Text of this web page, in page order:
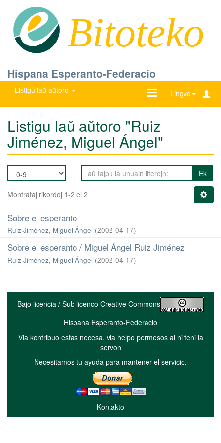
Bitoteko
Hispana Esperanto-Federacio
Listigu laŭ aŭtoro Lingvo
Ŝanĝu
Listigu laŭ aŭtoro "Ruiz
Jiménez, Miguel Ángel"
Ek
Montrataj rikordoj 1-2 el 2
Sobre el esperanto
Ruiz Jiménez, Miguel Ángel (2002-04-17)
Sobre el esperanto / Miguel Ángel Ruiz Jiménez
Ruiz Jiménez, Miguel Ángel (2002-04-17)
Bajo licencia / Sub licenco Creative Commons
Hispana Esperanto-Federacio
Via kontribuo estas necesa, via helpo permesos al ni teni la
servon
Necesitamos tu ayuda para mantener el servicio.
Kontakto